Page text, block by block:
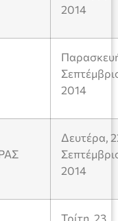
2014
2014
Δευτέρα,
2014
Τρίτη, 23